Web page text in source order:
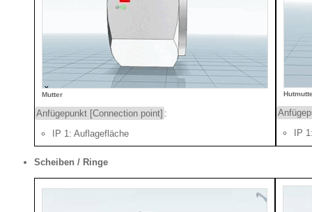
Mutter
Anfügepunkt [Connection point] :
IP 1: Auflagefläche
IP
Scheiben / Ringe